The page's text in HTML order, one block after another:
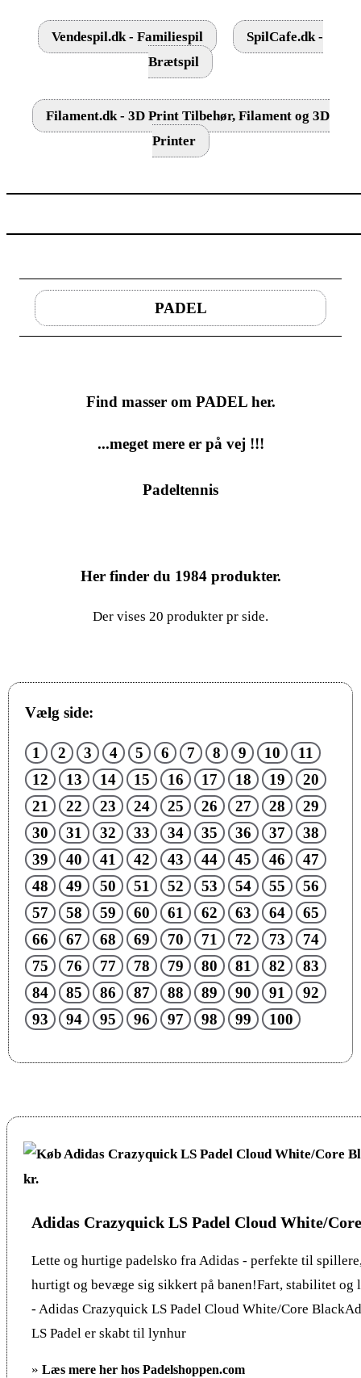
Vendespil.dk - Familiespil
SpilCafe.dk -
Brætspil
Filament.dk - 3D Print Tilbehør, Filament og 3D
Printer
PADEL
Find masser om PADEL her.
...meget mere er på vej !!!
Padeltennis
Her finder du 1984produkter.
Der vises 20 produkter pr side.
Vælg side:
1 2 3 4 5 6 7 8 9 10
11
12
13 14 15 16 17 18 19
20
21
22 23 24 25 26 27 28
29
30
31 32 33 34 35 36 37
38
39
40 41 42 43 44 45 46
47
48
49 50 51 52 53 54 55
56
57
58 59 60 61 62 63 64
65
66
67 68 69 70 71 72 73
74
75
76 77 78 79 80 81 82
83
84
85 86 87 88 89 90 91
92
93
94 95 96 97 98 99 100
Adidas Crazyquick LS Padel Cloud White/
Lette og hurtige padelsko fra Adidas - perfekte til
hurtigt og bevæge sig sikkert på banen!Fart, stabilitet og
- Adidas Crazyquick LS Padel Cloud White/Core
LS Padel er skabt til lynhur
» Læs mere her hos Padelshoppen.com